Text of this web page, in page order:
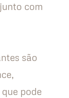
com
são
pode